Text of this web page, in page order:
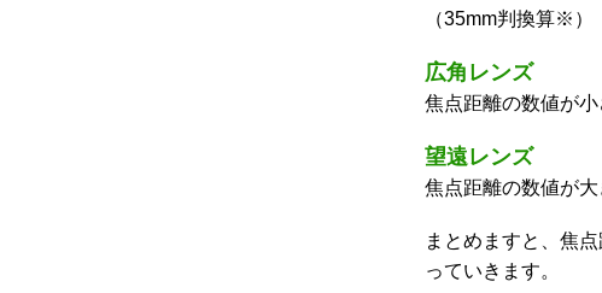
（35mm判換算※）
広角レンズ
焦点距離の数値が
望遠レンズ
焦点距離の数値が
まとめますと、焦
っていきます。